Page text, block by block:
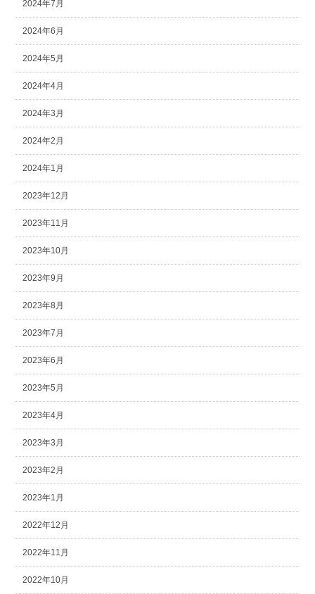
2024年7月
2024年6月
2024年5月
2024年4月
2024年3月
2024年2月
2024年1月
2023年12月
2023年11月
2023年10月
2023年9月
2023年8月
2023年7月
2023年6月
2023年5月
2023年4月
2023年3月
2023年2月
2023年1月
2022年12月
2022年11月
2022年10月